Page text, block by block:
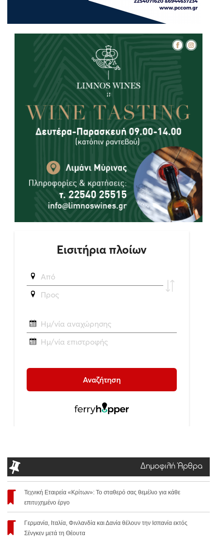
Δημοφιλή Άρθρα
Τεχνική Εταιρεία «Κρίτων»: Το σταθερό σας θεμέλιο για κάθε
επιτυχημένο έργο
Γερμανία, Ιταλία, Φινλανδία και Δανία θέλουν την Ισπανία εκτός
Σένγκεν μετά τη Θέουτα